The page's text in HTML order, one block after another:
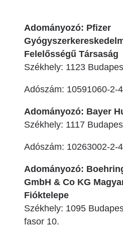
Adományozó: Pfizer
Felelősségű Társaság
Székhely: 1123
Adószám: 10591060-2-
Adományozó: Bayer
Székhely: 1117
Adószám: 10263002-2-
Adományozó:
GmbH & Co KG
Fióktelepe
Székhely: 1095
fasor 10.